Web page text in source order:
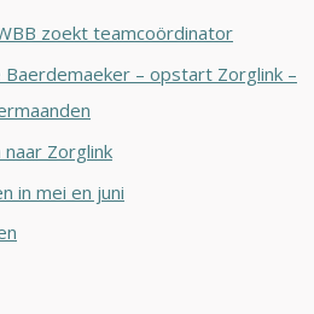
zoekt teamcoördinator
– opstart Zorglink –
Zorglink
in mei en juni